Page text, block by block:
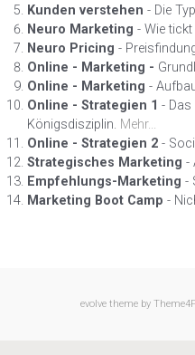
Kunden verstehen - Die
Neuro Marketing - Wie
Neuro Pricing -
Online - Marketing -
Online - Marketing -
Online - Strategien 1 - Das
Königsdisziplin. Mehr...
Online - Strategien 2 -
Strategisches Marketing -
Empfehlungs-Marketing -
Marketing Boot Camp -
evolvetheme by